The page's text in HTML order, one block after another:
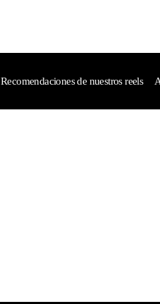
Recomendaciones de nuestros reels